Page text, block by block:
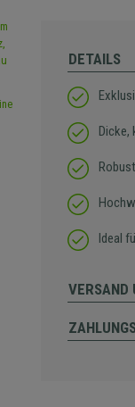
DETAILS
Dicke,
Ideal
VERSAND